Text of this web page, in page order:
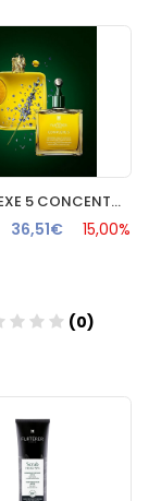
COMPLEXE 5 CONCENTRADO RENE FURTERER 50 ML
36,51€ 15,00%
(0)